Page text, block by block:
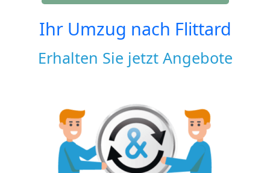
Ihr Umzug nach Flittard
Erhalten Sie jetzt Angebote